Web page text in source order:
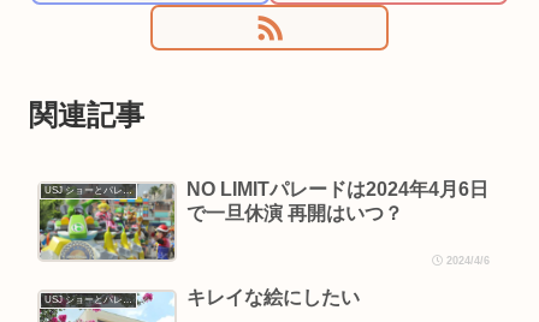
関連記事
USJ ショーとパレード
NO LIMITパレードは2024年4月6日
で一旦休演 再開はいつ？
2024/4/6
USJ ショーとパレード キレイな絵にしたい